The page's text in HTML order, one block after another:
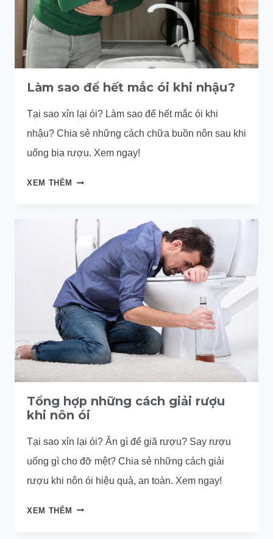
Làm sao để hết mắc ói khi nhậu?
Tại sao xỉn lại ói? Làm sao để hết mắc ói khi
nhậu? Chia sẻ những cách chữa buồn nôn sau khi
uống bia rượu. Xem ngay!
XEM THÊM
LÀM
HẾT
MẮC
ÓI
KHI
NHẬU?
Tổng hợp những cách giải rượu
khi nôn ói
Tại sao xỉn lại ói? Ăn gì để giã rượu? Say rượu
uống gì cho đỡ mệt? Chia sẻ những cách giải
rượu khi nôn ói hiệu quả, an toàn. Xem ngay!
XEM THÊM TỔNG